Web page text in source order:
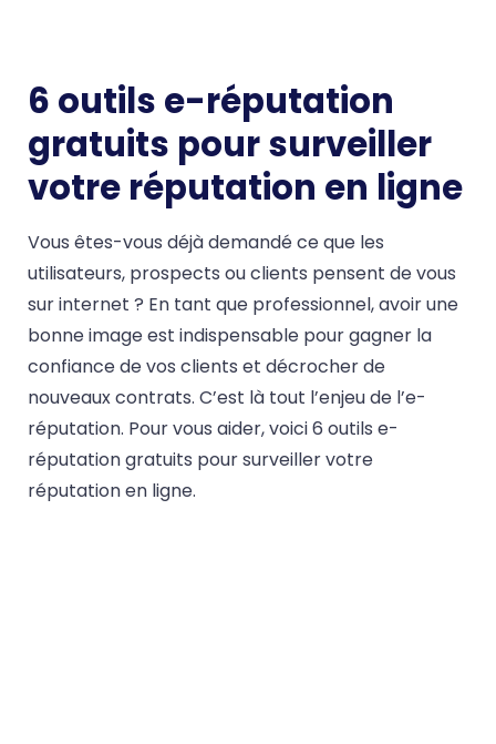
6 outils e-réputation
gratuits pour surveiller
votre réputation en ligne
Vous êtes-vous déjà demandé ce que les
utilisateurs, prospects ou clients pensent de vous
sur internet ? En tant que professionnel, avoir une
bonne image est indispensable pour gagner la
confiance de vos clients et décrocher de
nouveaux contrats. C’est là tout l’enjeu de l’e-
réputation. Pour vous aider, voici 6 outils e-
réputation gratuits pour surveiller votre
réputation en ligne.